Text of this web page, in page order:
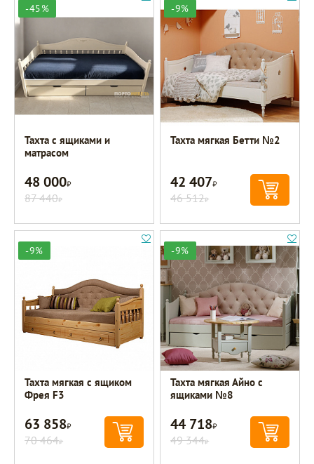
-45%
Тахта с ящиками и
матрасом
48 000Р
87 440Р
-9%
Тахта мягкая Бетти №2
42 407Р
46 512Р
-9%
Тахта мягкая с ящиком
Фрея F3
63 858Р
70 464Р
-9%
Тахта мягкая Айно с
ящиками №8
44 718Р
49 344Р